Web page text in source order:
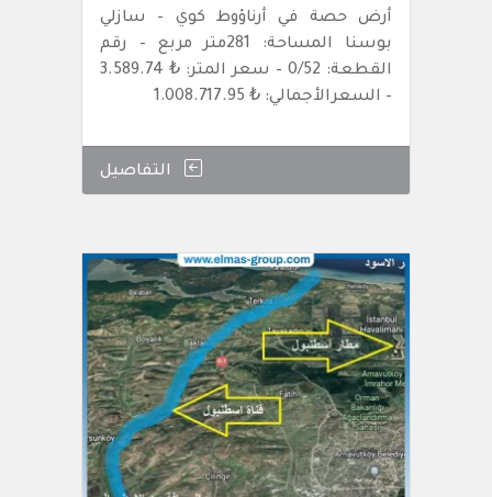
أرض حصة في أرناؤوط كوي – سازلي
بوسنا المساحة: 281متر مربع – رقم
القطعة: 0/52 – سعر المتر: ₺ 3.589.74
– السعرالأجمالي: ₺ 1.008.717.95
التفاصيل